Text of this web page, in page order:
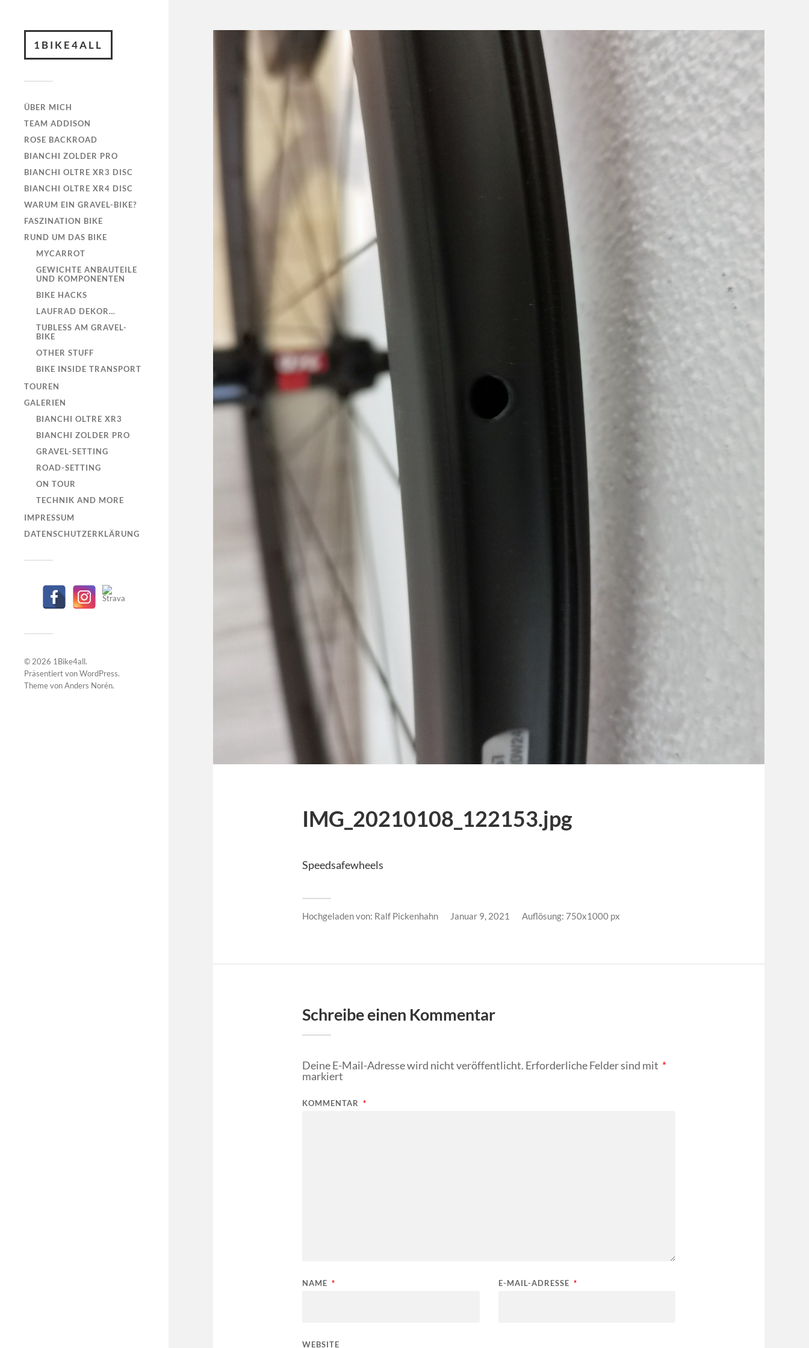
1BIKE4ALL
ÜBER MICH
TEAM ADDISON
ROSE BACKROAD
BIANCHI ZOLDER PRO
BIANCHI OLTRE XR3 DISC
BIANCHI OLTRE XR4 DISC
WARUM EIN GRAVEL-BIKE?
FASZINATION BIKE
RUND UM DAS BIKE
MYCARROT
GEWICHTE ANBAUTEILE
UND KOMPONENTEN
BIKE HACKS
LAUFRAD DEKOR…
TUBLESS AM GRAVEL-
BIKE
OTHER STUFF
BIKE INSIDE TRANSPORT
TOUREN
GALERIEN
BIANCHI OLTRE XR3
BIANCHI ZOLDER PRO
GRAVEL-SETTING
ROAD-SETTING
ON TOUR
TECHNIK AND MORE
IMPRESSUM
DATENSCHUTZERKLÄRUNG
© 2026 1Bike4all.
Präsentiert vonWordPress.
Theme vonAnders Norén.
IMG_20210108_122153.jpg
Speedsafewheels
Hochgeladen von: Ralf Pickenhahn Januar 9, 2021 Auflösung: 750x1000 px
Schreibe einen Kommentar
Deine E-Mail-Adresse wird nicht veröffentlicht. Erforderliche Felder sind mit *
markiert
KOMMENTAR *
NAME * E-MAIL-ADRESSE *
WEBSITE